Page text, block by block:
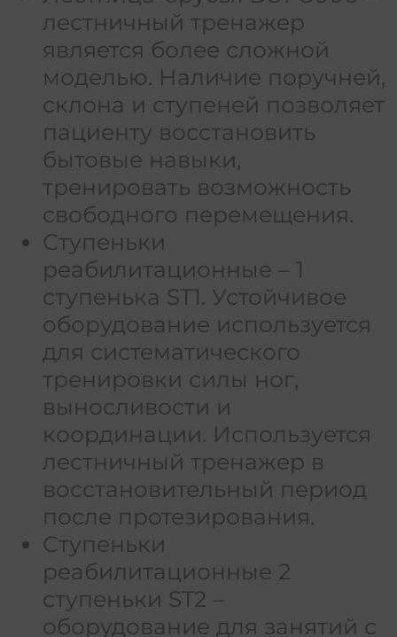
лестничный тренажер
является более сложной
моделью. Наличие поручней,
склона и ступеней позволяет
пациенту восстановить
бытовые навыки,
тренировать возможность
свободного перемещения.
Ступеньки
реабилитационные – 1
ступенька ST1. Устойчивое
оборудование используется
для систематического
тренировки силы ног,
выносливости и
координации. Используется
лестничный тренажер в
восстановительный период
после протезирования.
Ступеньки
реабилитационные 2
ступеньки ST2 –
оборудование для занятий с